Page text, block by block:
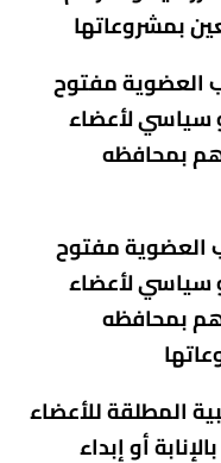
بمشروعاتها
باب العضوية مفتوح
سياسي لأعضاء
بمحافظه
باب العضوية مفتوح
سياسي لأعضاء
بمحافظه
المطلقة للأعضاء
أو إبداء